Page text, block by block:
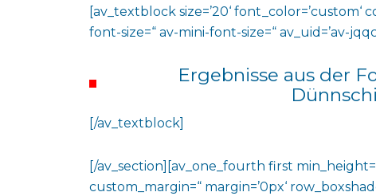
[av_textblock size=’20‘
font-size=“ av-mini-font-size=“ av_uid=’av-
Ergebnisse aus der
[/av_textblock]
[/av_section][av_one_fourth first
custom_margin=“ margin=’0px‘